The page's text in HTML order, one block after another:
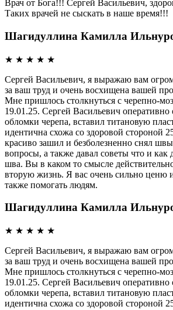
Врач от Бога!!! Сергей Васильевич,
Таких врачей не сыскать в наше время!!!
Шагидуллина Камилла
★ ★ ★ ★ ★
Сергей Васильевич, я выражаю вам
за ваш труд и очень восхищена вашей
Мне пришлось столкнуться с черепно-
19.01.25. Сергей Васильевич оперативно
обломки черепа, вставил титановую
идентична схожа со здоровой стороной
красиво зашил и безболезненно снял
вопросы, а также давал советы что и как
шва. Вы в каком то смысле
вторую жизнь. Я вас очень сильно ценю
также помогать людям.
Шагидуллина Камилла
★ ★ ★ ★ ★
Сергей Васильевич, я выражаю вам
за ваш труд и очень восхищена вашей
Мне пришлось столкнуться с черепно-
19.01.25. Сергей Васильевич оперативно
обломки черепа, вставил титановую
идентична схожа со здоровой стороной